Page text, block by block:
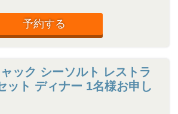
予約する
ック シーソルト レストラ
ット ディナー 1名様お申し